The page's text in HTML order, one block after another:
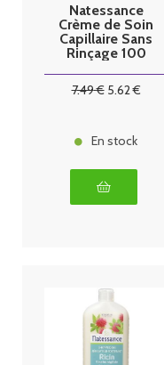
Natessance
Crème de Soin
Capillaire Sans
Rinçage 100
7.49€ 5.62€
En stock